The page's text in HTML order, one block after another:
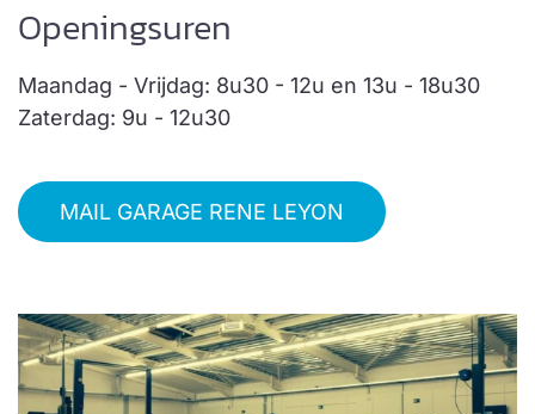
Openingsuren
Maandag - Vrijdag: 8u30 - 12u en 13u - 18u30
Zaterdag: 9u - 12u30
MAIL GARAGE RENE LEYON